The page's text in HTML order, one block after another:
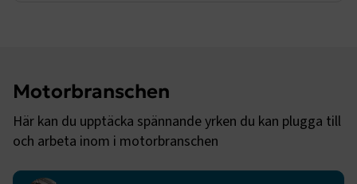
Motorbranschen
Här kan du upptäcka spännande yrken du kan plugga till
och arbeta inom i motorbranschen